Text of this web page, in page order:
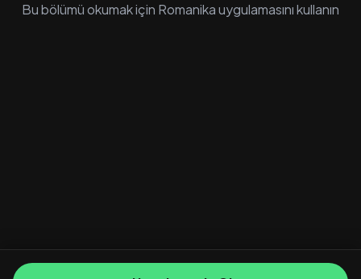
Bu bölümü okumak için Romanika uygulamasını kullanın